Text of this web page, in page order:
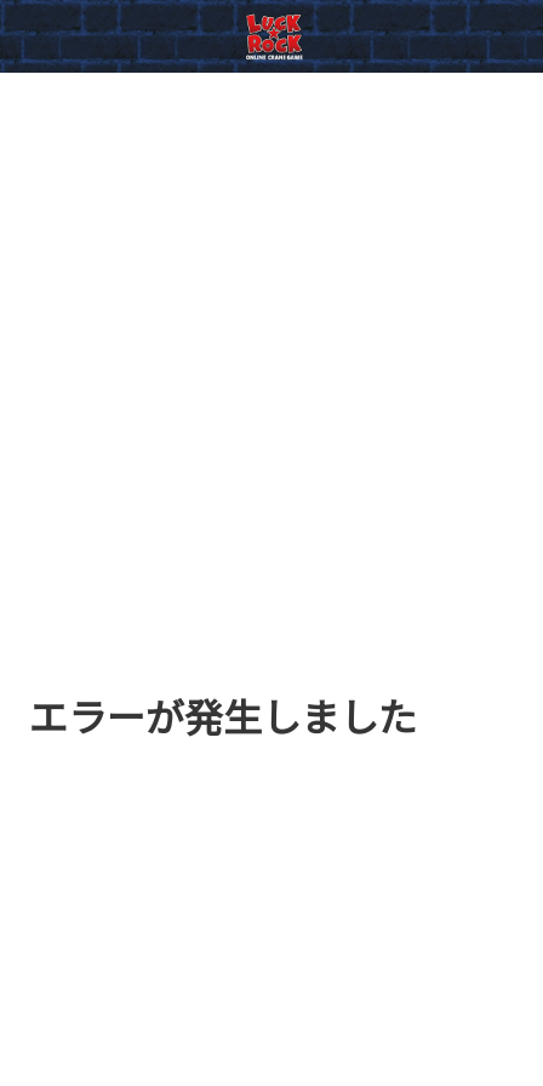
エラーが発生しました